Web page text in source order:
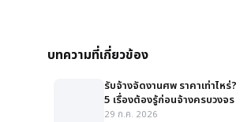
บทความที่เกี่ยวข้อง
รับจ้างจัดงานศพ ราคาเท่าไหร่?
5 เรื่องต้องรู้ก่อนจ้างครบวงจร
29 ก.ค. 2026